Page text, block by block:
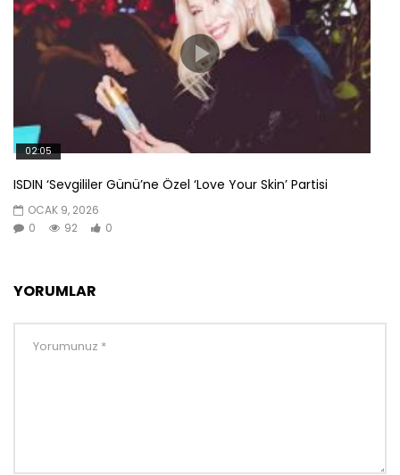
02:05
ISDIN ‘Sevgililer Günü’ne Özel ‘Love Your Skin’ Partisi
OCAK 9, 2026
0
92 0
YORUMLAR